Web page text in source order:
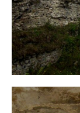
უჯარმა,
არქიტექტურა